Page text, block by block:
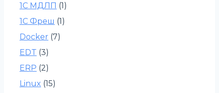
1С МДЛП (1)
1С Фреш (1)
Docker (7)
EDT (3)
ERP (2)
Linux (15)